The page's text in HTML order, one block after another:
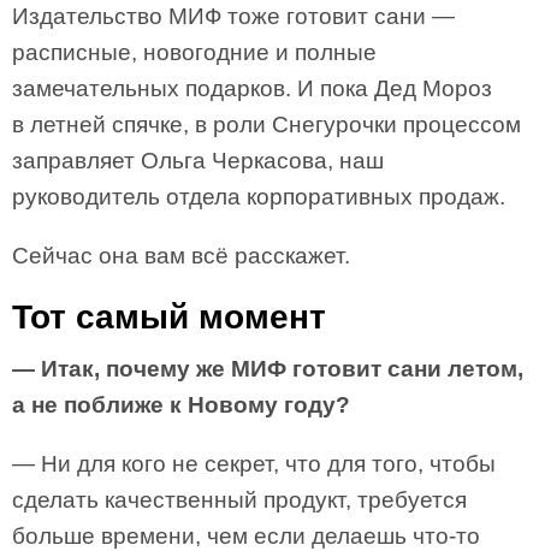
Издательство МИФ тоже готовит сани —
расписные, новогодние и полные
замечательных подарков. И пока Дед Мороз
в летней спячке, в роли Снегурочки процессом
заправляет Ольга Черкасова, наш
руководитель отдела корпоративных продаж.
Сейчас она вам всё расскажет.
Тот самый момент
— Итак, почему же МИФ готовит сани летом,
а не поближе к Новому году?
— Ни для кого не секрет, что для того, чтобы
сделать качественный продукт, требуется
больше времени, чем если делаешь что-то